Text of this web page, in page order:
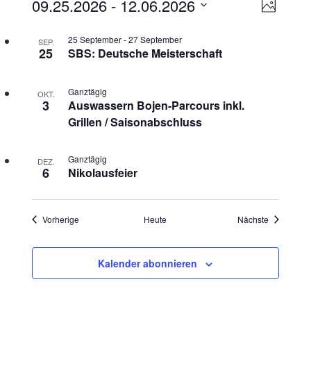
Veranstaltungen Foto
09.25.2026 - 12.06.2026
auswählen.
List
Veranstaltungen
Photo
View
SEP.
25 SBS: Deutsche Meisterschaft
25 September-27 September
OKT.
3
Auswassern Bojen-Parcours inkl.
Grillen / Saisonabschluss
Ganztägig
DEZ.
6 Nikolausfeier
Ganztägig
Vorherige Heute Nächste
Kalender abonnieren